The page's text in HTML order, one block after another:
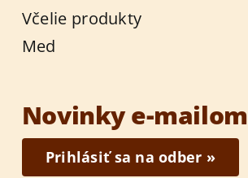
Včelie produkty
Med
Novinky e-mailom
Prihlásiť sa na odber »